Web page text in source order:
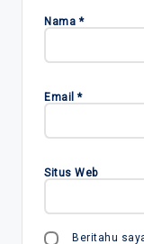
Nama *
Email *
Situs Web
Beritahu